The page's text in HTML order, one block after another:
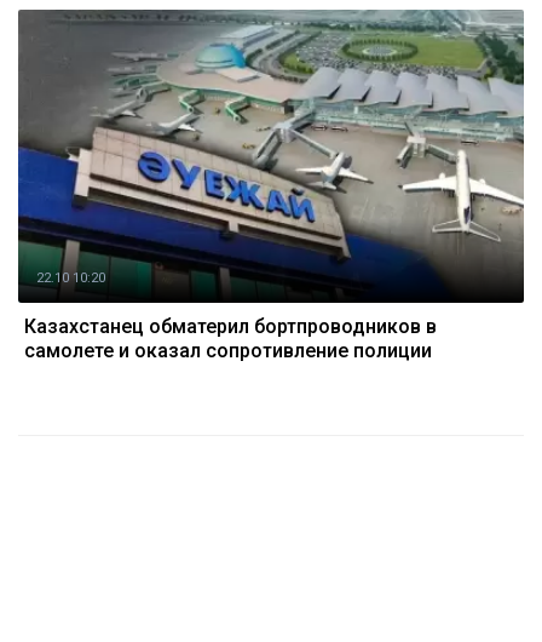
22.10 10:20
Казахстанец обматерил бортпроводников в
самолете и оказал сопротивление полиции